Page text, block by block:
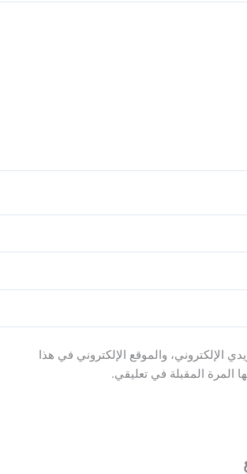
والموقع الإلكتروني في هذا
في تعليقي.